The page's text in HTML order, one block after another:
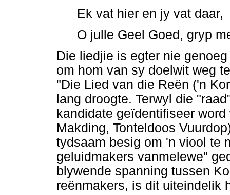
Ek vat hier en jy vat daar,
O julle Geel Goed, gryp
Die liedjie is egter nie
om hom van sy doelwit weg
"Die Lied van die Reën ('n
lang droogte. Terwyl die
kandidate geïdentifiseer
Makding, Tonteldoos
tydsaam besig om 'n viool te
geluidmakers vanmelewe"
blywende spanning tussen
reënmakers, is dit uiteindelik